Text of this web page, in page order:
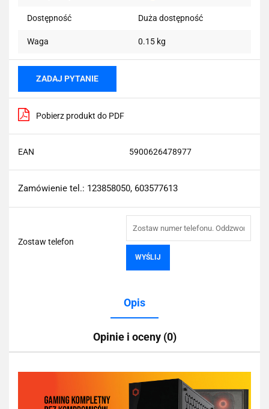
Dostępność Duża dostępność
Waga 0.15 kg
ZADAJ PYTANIE
Pobierz produkt do PDF
EAN 5900626478977
Zamówienie tel.: 123858050, 603577613
Zostaw telefon
WYŚLIJ
Opis
Opinie i oceny (0)